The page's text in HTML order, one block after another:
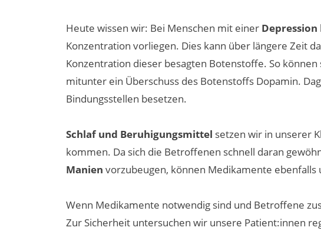
Heute wissen wir: Bei Menschen mit einer Depression
Konzentration vorliegen. Dies kann über längere Zeit
Konzentration dieser besagten Botenstoffe. So
mitunter ein Überschuss des Botenstoffs Dopamin.
Bindungsstellen besetzen.
Schlaf und Beruhigungsmittel setzen wir in unserer
kommen. Da sich die Betroffenen schnell daran
Manien vorzubeugen, können Medikamente
Wenn Medikamente notwendig sind und Betroffene
Zur Sicherheit untersuchen wir unsere Patient:innen